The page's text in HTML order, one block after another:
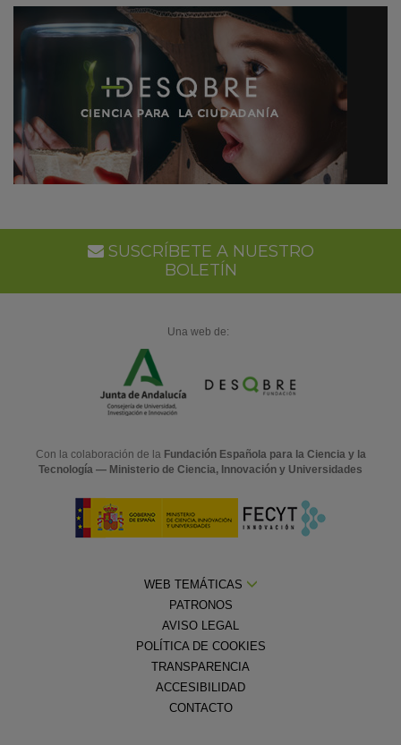
SUSCRÍBETE A NUESTRO
BOLETÍN
Una web de:
Con la colaboración de la Fundación Española para la Ciencia y la
Tecnología — Ministerio de Ciencia, Innovación y Universidades
WEB TEMÁTICAS
PATRONOS
AVISO LEGAL
POLÍTICA DE COOKIES
TRANSPARENCIA
ACCESIBILIDAD
CONTACTO